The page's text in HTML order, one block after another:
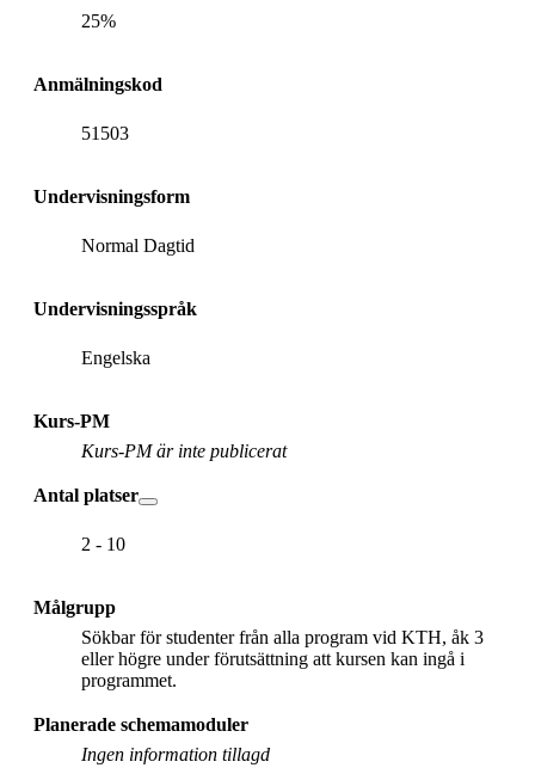
25%
Anmälningskod
51503
Undervisningsform
Normal Dagtid
Undervisningsspråk
Engelska
Kurs-PM
Kurs-PM är inte publicerat
Antal platser
2 - 10
Målgrupp
Sökbar för studenter från alla program vid KTH, åk 3
eller högre under förutsättning att kursen kan ingå i
programmet.
Planerade schemamoduler
Ingen information tillagd